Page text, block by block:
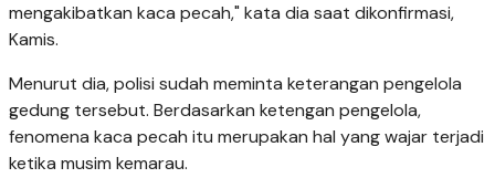
mengakibatkan kaca pecah," kata dia saat dikonfirmasi,
Kamis.
Menurut dia, polisi sudah meminta keterangan pengelola
gedung tersebut. Berdasarkan ketengan pengelola,
fenomena kaca pecah itu merupakan hal yang wajar terjadi
ketika musim kemarau.